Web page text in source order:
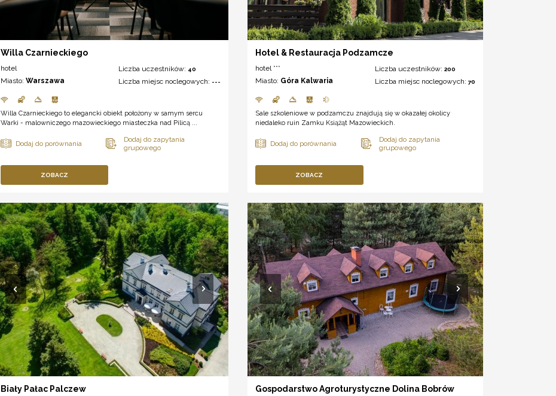
Willa Czarnieckiego
hotel
Miasto: Warszawa
Liczba uczestników: 40
Liczba miejsc noclegowych: ---
Willa Czarnieckiego to elegancki obiekt położony w samym sercu
Warki - malowniczego mazowieckiego miasteczka nad Pilicą ...
ZOBACZ
Hotel & Restauracja Podzamcze
hotel ***
Miasto: Góra Kalwaria
Liczba uczestników: 200
Liczba miejsc noclegowych: 70
Sale szkoleniowe w podzamczu znajdują się w okazałej okolicy
niedaleko ruin Zamku Książąt Mazowieckich.
ZOBACZ
Biały Pałac Palczew Gospodarstwo Agroturystyczne Dolina Bobrów